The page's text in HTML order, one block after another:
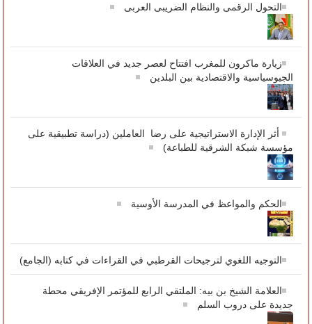
التحول الرقمى والنظام الضريبى العربى
زيارة ماكرون للمغرب افتتاح لعصر جديد في العلاقات
الجيوسياسية والاقتصادية بين البلدين
أثر الإدارة الاستراتيجية على رضا العاملين (دراسة تطبيقية على
مؤسسة شبكة الشرقية للطباعة)
الحكم والمواعظ في المدرسة الأوسية
التوجيه اللغوي لترجيحات القرطبي في القراءات في كتابه (الجامع)
العلامة الشيخ بن بيه: الملتقي الرابع للمؤتمر الإفريقي محطة
جديدة على دروب السلم